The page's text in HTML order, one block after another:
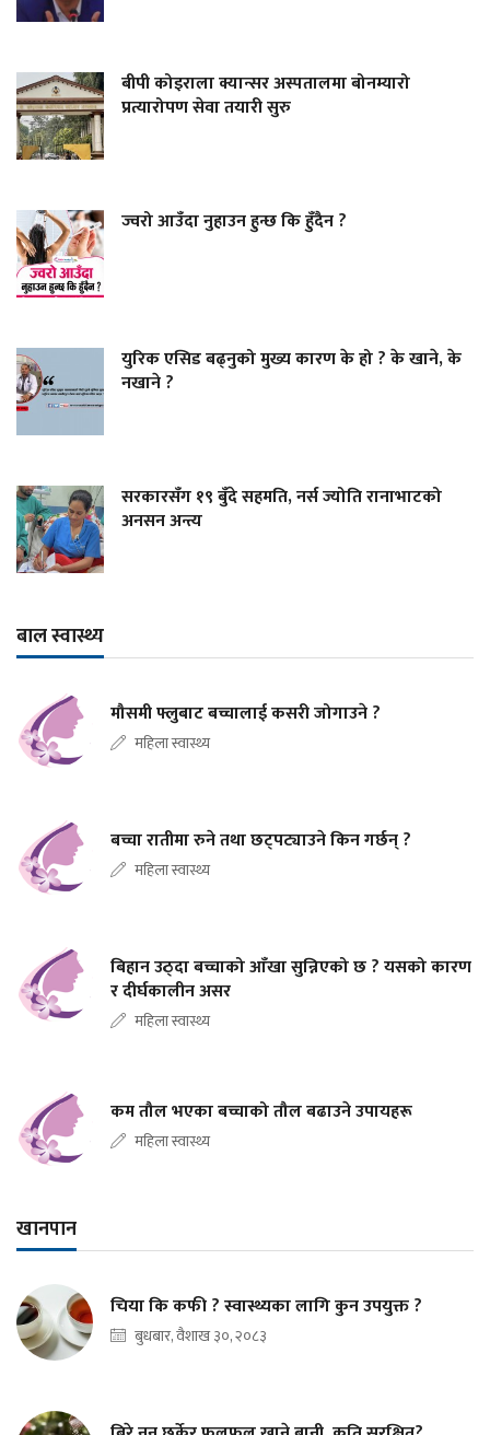
बीपी कोइराला क्यान्सर अस्पतालमा बोनम्यारो
प्रत्यारोपण सेवा तयारी सुरु
ज्वरो आउँदा नुहाउन हुन्छ कि हुँदैन ?
युरिक एसिड बढ्नुको मुख्य कारण के हो ? के खाने, के
नखाने ?
सरकारसँग १९ बुँदे सहमति, नर्स ज्योति रानाभाटको
अनसन अन्त्य
बाल स्वास्थ्य
मौसमी फ्लुबाट बच्चालाई कसरी जोगाउने ?
महिला स्वास्थ्य
बच्चा रातीमा रुने तथा छट्पट्याउने किन गर्छन् ?
महिला स्वास्थ्य
बिहान उठ्दा बच्चाको आँखा सुन्निएको छ ? यसको कारण
र दीर्घकालीन असर
महिला स्वास्थ्य
कम तौल भएका बच्चाको तौल बढाउने उपायहरू
महिला स्वास्थ्य
खानपान
चिया कि कफी ? स्वास्थ्यका लागि कुन उपयुक्त ?
बुधबार, वैशाख ३०, २०८३